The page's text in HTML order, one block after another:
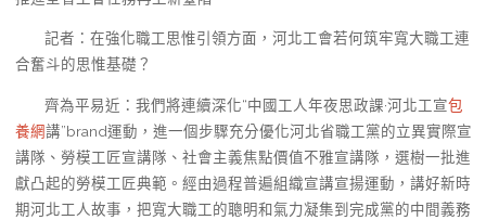
記者：在強化職工思惟引領方面，河北工會若何筑牢寬大職工連
合奮斗的思惟基礎？
齊為平易近：我們將連續深化“中國工人年夜思政課·河北工宣包
養網講”brand運動，進一個步驟充分優化河北省職工黨的立異實際宣
講隊、勞模工匠宣講隊、社會主義焦點價值不雅宣講隊，選樹一批進
獻凸起的勞模工匠典範。經由過程普遍組織宣講宣揚運動，講好新時
期河北工人故事，把寬大職工的聰明和氣力凝集到完成黨的中間義務